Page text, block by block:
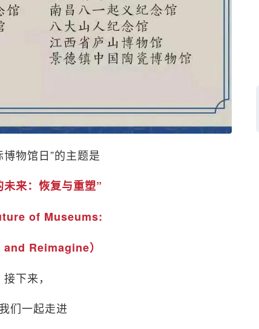
博物馆日”的主题是
未来：恢复与重塑”
of Museums:
Reimagine）
接下来，
们一起走进